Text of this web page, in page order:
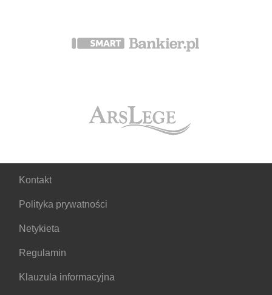
Kontakt
Polityka prywatności
Netykieta
Regulamin
Klauzula informacyjna